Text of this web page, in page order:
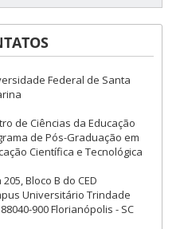
Federal de Santa
de Ciências da Educação
de Pós-Graduação em
Científica e Tecnológica
205, Bloco B do CED
Universitário Trindade
88040-900 Florianópolis - SC